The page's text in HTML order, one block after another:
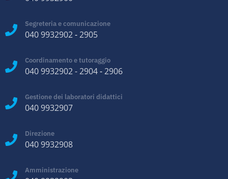
Segreteria e comunicazione
040 9932902-2905
Coordinamento e tutoraggio
040 9932902-2904-2906
Gestione dei laboratori didattici
040 9932907
Direzione
040 9932908
Amministrazione